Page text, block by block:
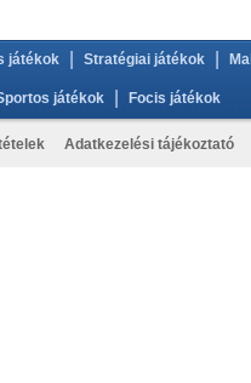
játékok Stratégiai játékok
játékok Focis játékok
Adatkezelési tájékoztató